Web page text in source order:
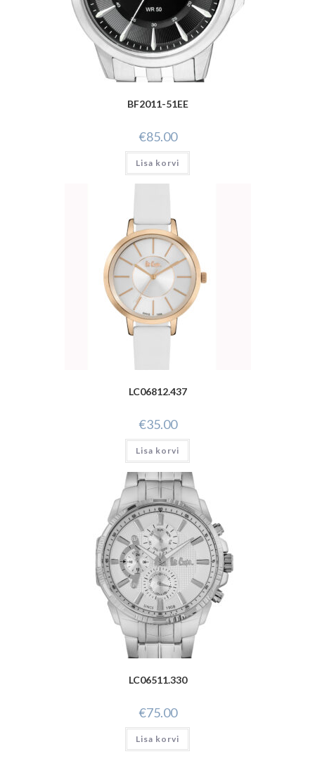
BF2011-51EE
€85.00
Lisa korvi
LC06812.437
€35.00
Lisa korvi
LC06511.330
€75.00
Lisa korvi